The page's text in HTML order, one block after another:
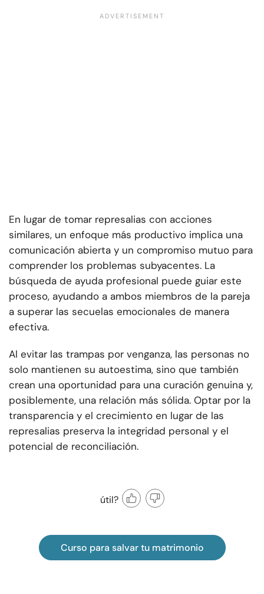
En lugar de tomar represalias con acciones
similares, un enfoque más productivo implica una
comunicación abierta y un compromiso mutuo para
comprender los problemas subyacentes. La
búsqueda de ayuda profesional puede guiar este
proceso, ayudando a ambos miembros de la pareja
a superar las secuelas emocionales de manera
efectiva.
Al evitar las trampas por venganza, las personas no
solo mantienen su autoestima, sino que también
crean una oportunidad para una curación genuina y,
posiblemente, una relación más sólida. Optar por la
transparencia y el crecimiento en lugar de las
represalias preserva la integridad personal y el
potencial de reconciliación.
útil?
Curso para salvar tu matrimonio